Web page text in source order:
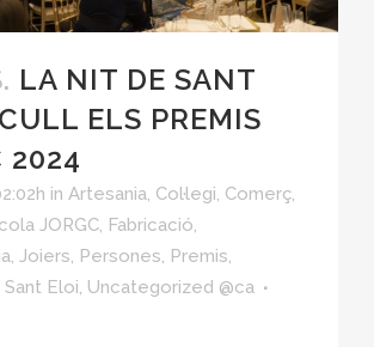
LA NIT DE SANT
ELS PREMIS
2024
in Artesania, Col·legi, Comerç,
JORGC, Fabricació,
, Joiers, Persones, Premis,
Sant Eloi, Uncategorized @ca